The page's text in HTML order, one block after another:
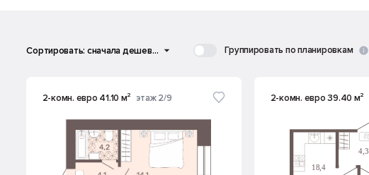
Группировать по планировкам
2-комн. евро 41.10 м² этаж 2/9 2-комн. евро 39.40 м²